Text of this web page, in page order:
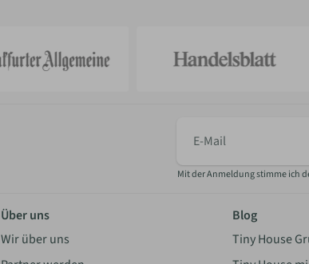
Mail
Mit der Anmeldung stimme ich
Über uns
Wir über uns
Blog
Tiny House